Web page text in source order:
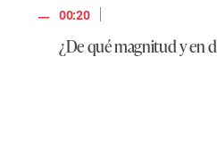
00:20
|
¿De qué magnitud y en